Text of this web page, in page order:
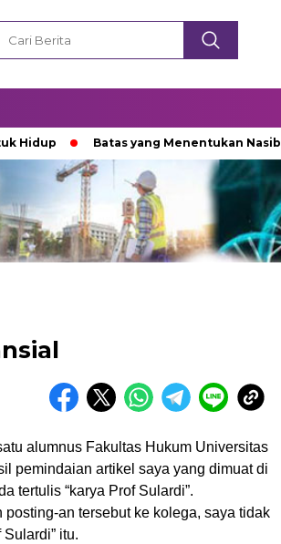
Batas yang Menentukan Nasib Bintang
alumnus Fakultas Hukum Universitas
pemindaian artikel saya yang dimuat di
tertulis “karya Prof Sulardi”.
an tersebut ke kolega, saya tidak
itu.